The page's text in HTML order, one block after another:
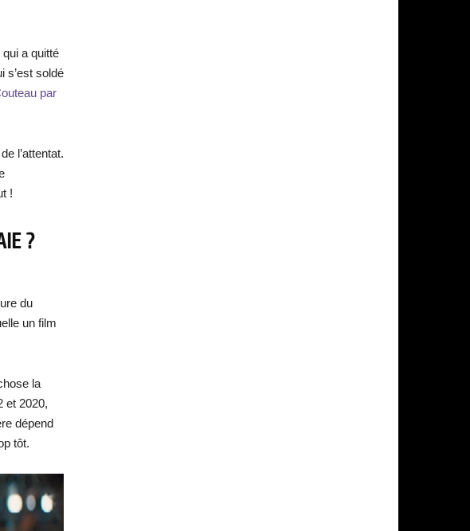
a quitté
s’est soldé
par
l’attentat.
!
?
du
un film
la
et 2020,
dépend
tôt.